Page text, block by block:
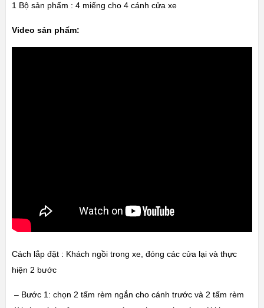
1 Bộ sản phẩm : 4 miếng cho 4 cánh cửa xe
Video sản phẩm:
Cách lắp đặt : Khách ngồi trong xe, đóng các cửa lại và thực
hiện 2 bước
– Bước 1: chọn 2 tấm rèm ngắn cho cánh trước và 2 tấm rèm